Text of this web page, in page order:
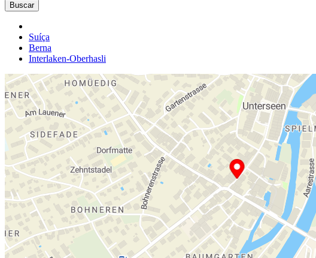
Buscar
Suíça
Berna
Interlaken-Oberhasli